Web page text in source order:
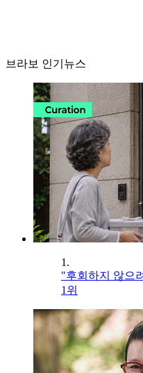
브라보 인기뉴스
1.
"후회하지 않으
1위